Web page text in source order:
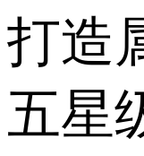
打造
五星